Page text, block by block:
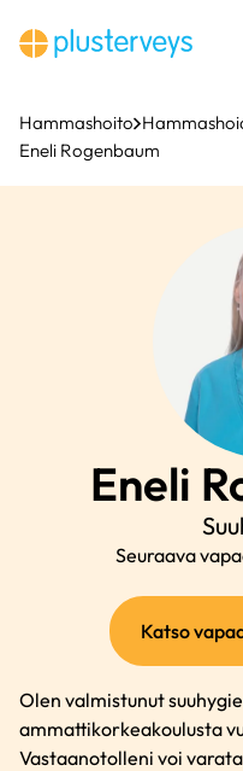
sisältöön
Hammashoito
Eneli Rogenbaum
Eneli
Seuraava
Katso
Olen valmistunut
ammattikorkeakoulusta
Vastaanotolleni voi